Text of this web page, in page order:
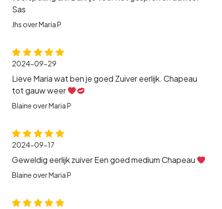
Sas
Jhs over Maria P
2024-09-29
Lieve Maria wat ben je goed Zuiver eerlijk. Chapeau
tot gauw weer
Blaine over Maria P
2024-09-17
Geweldig eerlijk zuiver Een goed medium Chapeau
Blaine over Maria P